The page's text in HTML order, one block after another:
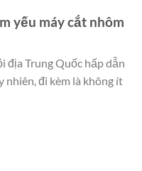
yếu máy cắt nhôm
địa Trung Quốc hấp dẫn
đi kèm là không ít